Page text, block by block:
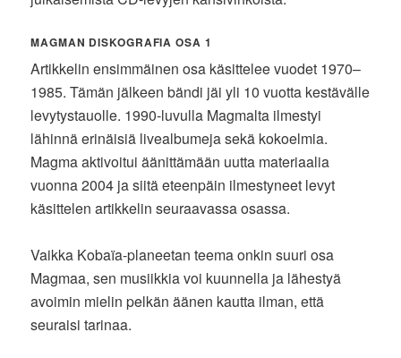
MAGMAN DISKOGRAFIA OSA 1
Artikkelin ensimmäinen osa käsittelee vuodet 1970–
1985. Tämän jälkeen bändi jäi yli 10 vuotta kestävälle
levytystauolle. 1990-luvulla Magmalta ilmestyi
lähinnä erinäisiä livealbumeja sekä kokoelmia.
Magma aktivoitui äänittämään uutta materiaalia
vuonna 2004 ja siitä eteenpäin ilmestyneet levyt
käsittelen artikkelin seuraavassa osassa.
Vaikka Kobaïa-planeetan teema onkin suuri osa
Magmaa, sen musiikkia voi kuunnella ja lähestyä
avoimin mielin pelkän äänen kautta ilman, että
seuraisi tarinaa.